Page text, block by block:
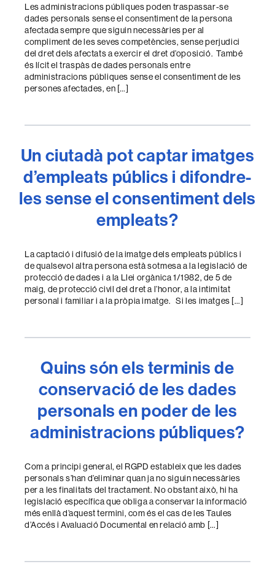
Les administracions públiques poden traspassar-se
dades personals sense el consentiment de la persona
afectada sempre que siguin necessàries per al
compliment de les seves competències, sense perjudici
del dret dels afectats a exercir el dret d’oposició. També
és lícit el traspàs de dades personals entre
administracions públiques sense el consentiment de les
persones afectades, en […]
Un ciutadà pot captar imatges
d’empleats públics i difondre-
les sense el consentiment dels
empleats?
La captació i difusió de la imatge dels empleats públics i
de qualsevol altra persona està sotmesa a la legislació de
protecció de dades i a la Llei orgànica 1/1982, de 5 de
maig, de protecció civil del dret a l’honor, a la intimitat
personal i familiar i a la pròpia imatge. Si les imatges […]
Quins són els terminis de
conservació de les dades
personals en poder de les
administracions públiques?
Com a principi general, el RGPD estableix que les dades
personals s’han d’eliminar quan ja no siguin necessàries
per a les finalitats del tractament. No obstant això, hi ha
legislació específica que obliga a conservar la informació
més enllà d’aquest termini, com és el cas de les Taules
d’Accés i Avaluació Documental en relació amb […]